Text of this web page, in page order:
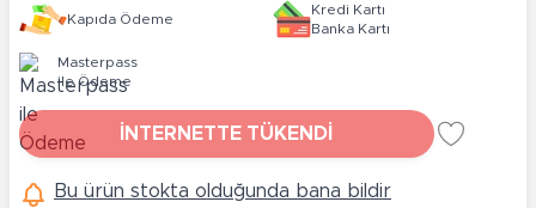
Kapıda Ödeme
Kredi Kartı
Banka Kartı
Masterpass
ile Ödeme
İNTERNETTE TÜKENDİ
Bu ürün stokta olduğunda bana bildir